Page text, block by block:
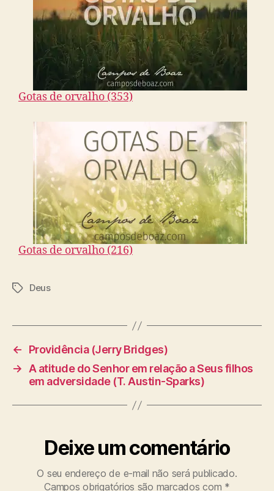
Gotas de orvalho (353)
Gotas de orvalho (216)
T
s
Deus
←
Providência (Jerry Bridges)
→ A atitude do Senhor em relação a Seus filhos
em adversidade (T. Austin-Sparks)
Deixe um comentário
O seu endereço de e-mail não será publicado.
Campos obrigatórios são marcados com *